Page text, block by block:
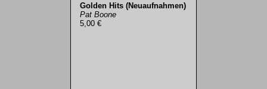
Golden Hits (Neuaufnahmen)
Pat Boone
5,00 €